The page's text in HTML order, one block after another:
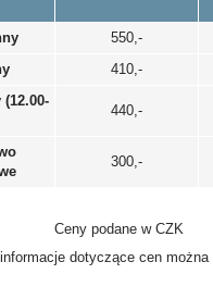
550,-
410,-
(12.00-
440,-
300,-
Ceny podane w CZK
dotyczące cen można